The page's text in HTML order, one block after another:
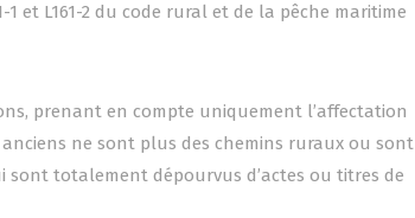
et L161-2 du code rural et de la pêche maritime
prenant en compte uniquement l’affectation
ne sont plus des chemins ruraux ou sont
sont totalement dépourvus d’actes ou titres de